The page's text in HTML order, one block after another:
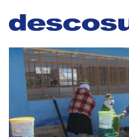
content